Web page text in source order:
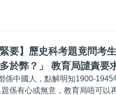
緊要】歷史科考題竟問考
於弊？」 教育局譴責要
好緊要！
係中國人，點解明知1900-1945
題係有心或無意，教育局唔可以